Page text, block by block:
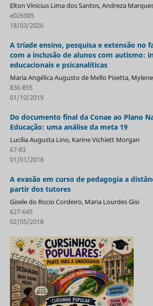
Elton Vinicius Lima dos Santos, Andreza
e026005
18/03/2026
A tríade ensino, pesquisa e extensão no
com a inclusão de alunos com autismo:
educacionais e psicanalíticas
Maria Angélica Augusto de Mello Pisetta,
836-855
01/10/2019
Do documento final da Conae ao Plano
Educação: uma análise da meta 19
Lucília Augusta Lino, Karine Vichiett Morgan
67-83
01/01/2018
A evasão em curso de pedagogia a
partir dos tutores
Gisele do Rocio Cordeiro, Maria Lourdes Gisi
627-645
02/05/2018